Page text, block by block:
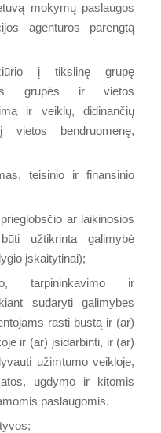
mokymų paslaugos
agentūros parengtą
į tikslinę grupę
grupės ir vietos
ir veiklų, didinančių
bendruomenę,
teisinio ir finansinio
ar laikinosios
užtikrinta galimybė
įskaitytinai);
tarpininkavimo ir
sudaryti galimybes
rasti būstą ir (ar)
ir (ar) įsidarbinti, ir (ar)
užimtumo veikloje,
ugdymo ir kitomis
paslaugomis.